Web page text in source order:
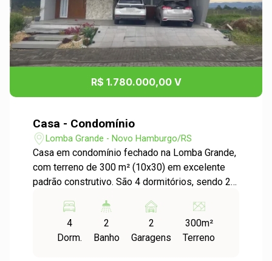
R$ 1.780.000,00 V
Casa - Condomínio
Lomba Grande - Novo Hamburgo/RS
Casa em condomínio fechado na Lomba Grande,
com terreno de 300 m² (10x30) em excelente
padrão construtivo. São 4 dormitórios, sendo 2
de estar com lareira e cozinha. Além de móveis
planejados e iluminação indireta em toda a casa.
Contando com uma área gourmet com
4
Dorm.
2
Banho
2
Garagens
300m²
Terreno